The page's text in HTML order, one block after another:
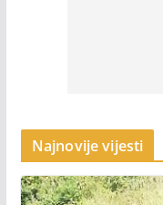
Najnovije vijesti